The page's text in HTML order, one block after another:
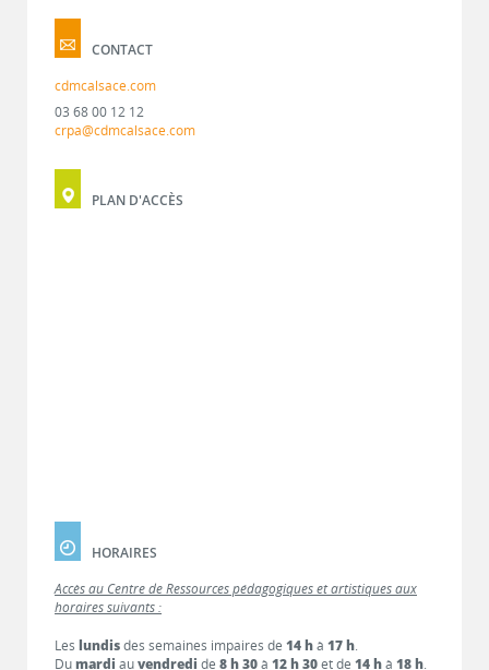
CONTACT
cdmcalsace.com
03 68 00 12 12
crpa@cdmcalsace.com
PLAN D'ACCÈS
HORAIRES
Accès au Centre de Ressources pédagogiques et artistiques aux
horaires suivants :
Les lundisdes semaines impaires de 14 hà 17 h.
Dumardi auvendredi de 8 h 30à 12 h 30et de 14 hà 18 h.